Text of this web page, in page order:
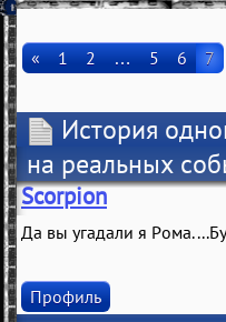
« 1 2 … 5 6 7
История
на реальных
Scorpion
Да вы угадали я
Профиль